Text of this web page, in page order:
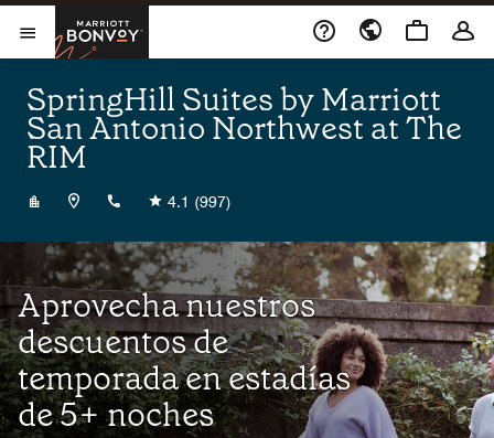
Skip to Content
Abrir el menú
Marriott Bonvoy
SpringHill Suites by Marriott
San Antonio Northwest at The
RIM
+12105432000
4.1 (997)
Aprovecha nuestros
descuentos de
temporada en estadías
de 5+ noches